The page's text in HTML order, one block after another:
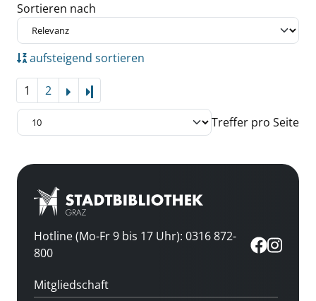
Zu den Suchfiltern springen
Sortieren nach
aufsteigend sortieren
1 2
Treffer pro Seite
Hotline (Mo-Fr 9 bis 17 Uhr): 0316 872-
800
Mitgliedschaft